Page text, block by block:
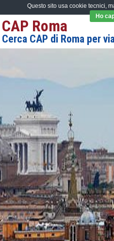
CAP Roma
Cerca CAP di Roma per
Questo sito usa cookie tecnici,
Ho